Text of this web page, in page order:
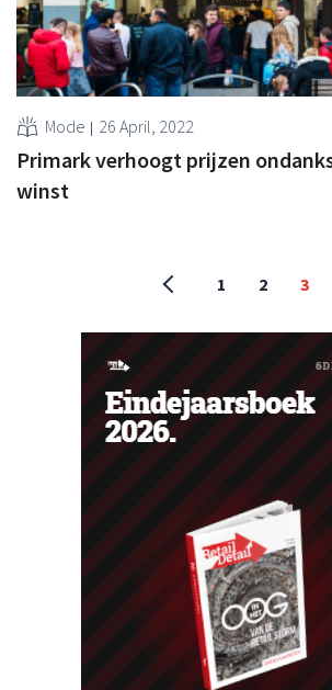
Mode 26 April, 2022
Primark verhoogt prijzen
winst
1 2 3